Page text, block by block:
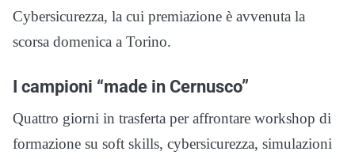
Cybersicurezza, la cui premiazione è avvenuta la
scorsa domenica a Torino.
I campioni “made in Cernusco”
Quattro giorni in trasferta per affrontare workshop di
formazione su soft skills, cybersicurezza, simulazioni